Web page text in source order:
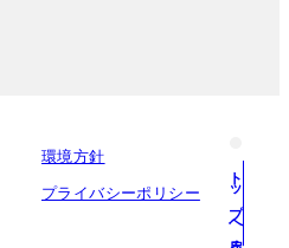
トップへ戻る
環境方針
プライバシーポリシー